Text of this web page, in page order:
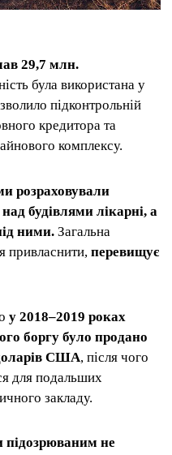
29,7 млн.
була використана у
підконтрольній
кредитора та
комплексу.
розраховували
будівлями лікарні, а
ними. Загальна
привласнити, перевищує
у 2018–2019 роках
боргу було продано
США, після чого
для подальших
закладу.
підозрюваним не